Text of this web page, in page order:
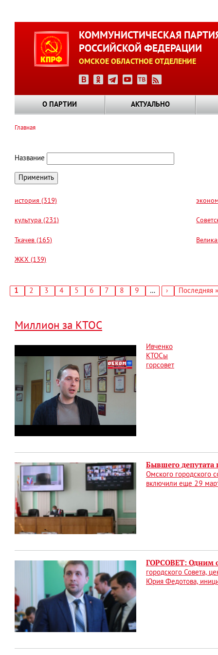
КОММУНИСТИЧЕСКАЯ
РОССИЙСКОЙ ФЕДЕРАЦИИ
ОМСКОЕ ОБЛАСТНОЕ ОТДЕЛЕНИЕ
О ПАРТИИ АКТУАЛЬНО
Главная
Название
история (319)
культура (231)
Ткачев (165)
ЖКХ (139)
Текущая
1 Страница
2 Страница
3 Страница
4 Страница
5 Страница
6 Страница
7 Страница
8 Страница
9 …
Следующая
›
Последняя
Последняя »
Миллион за КТОС
Ивченко
КТОСы
горсовет
Бывшего депутата
Омского городского
включили еще 29
ГОРСОВЕТ: Одним
городского Совета,
Юрия Федотова,